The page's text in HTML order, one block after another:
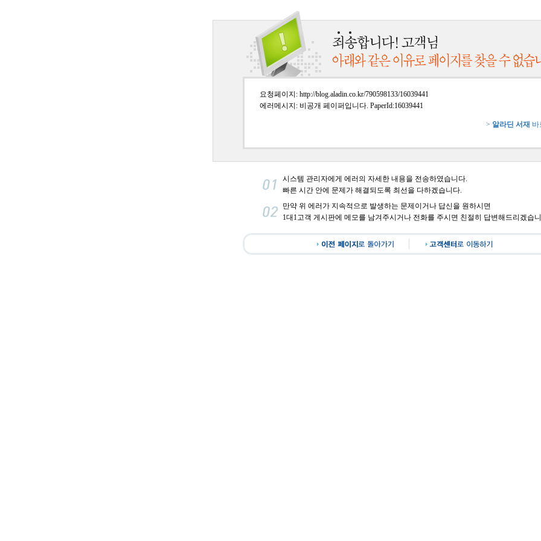
요청페이지: http://blog.aladin.co.kr/790598133/16039441
에러메시지: 비공개 페이퍼입니다. PaperId:16039441
> 알라딘 서재 바
시스템 관리자에게 에러의 자세한 내용을 전송하였습니다.
빠른 시간 안에 문제가 해결되도록 최선을 다하겠습니다.
만약 위 에러가 지속적으로 발생하는 문제이거나 답신을 원하시면
1대1고객 게시판에 메모를 남겨주시거나 전화를 주시면 친절히 답변해드리겠습